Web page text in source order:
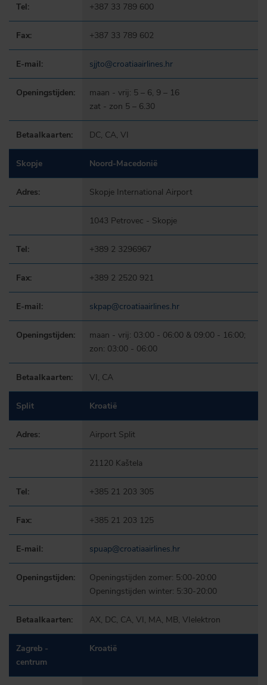
Tel:
Fax:
E-mail:
Openingstijden:
Betaalkaarten:
Skopje
Adres:
Tel:
Fax:
E-mail:
Openingstijden:
Betaalkaarten:
Split
Adres:
Tel:
Fax:
E-mail:
Openingstijden:
Betaalkaarten:
Zagreb -
centrum
+387 33 789 600
+387 33 789 602
sjjto@croatiaairlines.hr
maan - vrij: 5 – 6, 9 – 16
zat - zon 5 – 6.30
DC, CA, VI
Noord-Macedonië
Skopje International Airport
1043 Petrovec - Skopje
+389 2 3296967
+389 2 2520 921
skpap@croatiaairlines.hr
maan - vrij: 03:00 - 06:00 & 09:00 - 16:00;
zon: 03:00 - 06:00
VI, CA
Kroatië
Airport Split
21120 Kaštela
+385 21 203 305
+385 21 203 125
spuap@croatiaairlines.hr
Openingstijden zomer: 5:00-20:00
Openingstijden winter: 5:30-20:00
AX, DC, CA, VI, MA, MB, VIelektron
Kroatië